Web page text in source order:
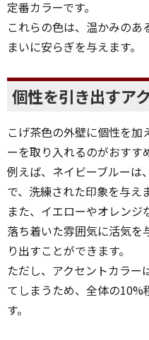
定番カラーです。
これらの色は、温かみの
まいに安らぎを与えます。
個性を引き出すア
こげ茶色の外壁に個性を加
ーを取り入れるのがおすす
例えば、ネイビーブルーは
で、洗練された印象を与え
また、イエローやオレン
落ち着いた雰囲気に活気
り出すことができます。
ただし、アクセントカラ
てしまうため、全体の
す。